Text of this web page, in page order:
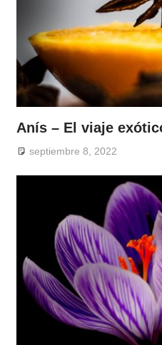
Anís – El viaje
septiembre 8, 2022